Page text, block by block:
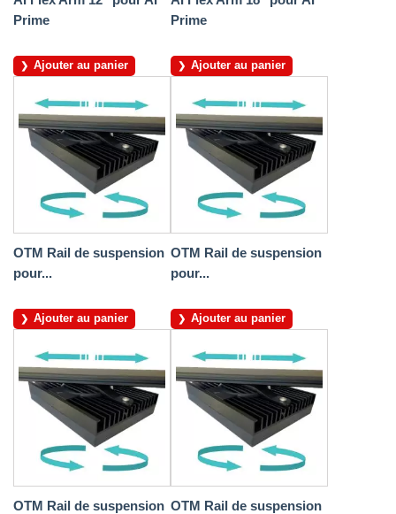
Prime
Ajouter au panier
Prime
Ajouter au panier
OTM Rail de suspension
pour...
Ajouter au panier
OTM Rail de suspension
pour...
Ajouter au panier
OTM Rail de suspension OTM Rail de suspension